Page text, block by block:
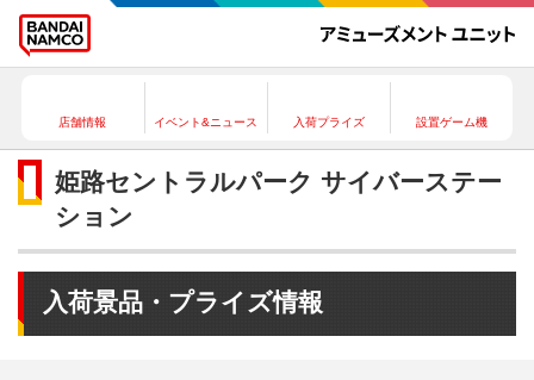
店舗情報 イベント&ニュース 入荷プライズ 設置ゲーム機
姫路セントラルパーク サイバーステー
ション
入荷景品・プライズ情報